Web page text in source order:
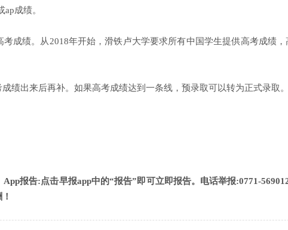
成绩。
成绩。从2018年开始，滑铁卢大学要求所有中国学生提供高考成绩
绩出来后再补。如果高考成绩达到一条线，预录取可以转为正式录取。
报告:点击早报app中的“报告”即可立即报告。电话举报:0771-